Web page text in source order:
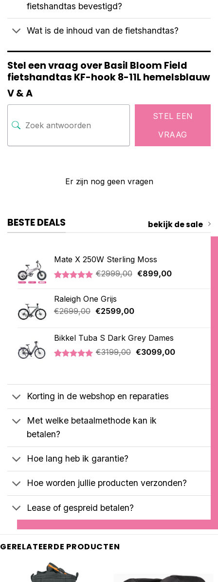
fietshandtas bevestigd?
Wat is de inhoud van de fietshandtas?
Stel een vraag over Basil Bloom Field
fietshandtas KF-hook 8-11L hemelsblauw
V & A
STEL EEN
VRAAG
Er zijn nog geen vragen
BESTE DEALS bekijk de sale
Mate X 250W Sterling Moss
gebaseerd
op
klantbeoordelingen
€2999,00 Oorspronkelijke
€899,00Huidige
Raleigh One Grijs
€2699,00 Oorspronkelijke
€2699,00.
€2599,00Huidige
€2599,00.
Bikkel Tuba S Dark Grey Dames
klantbeoordeling
€3199,00 Oorspronkelijke
€3099,00Huidige
Korting in de webshop en reparaties
Met welke betaalmethode kan ik
betalen?
Hoe lang heb ik garantie?
Hoe worden jullie producten verzonden?
Lease of gespreid betalen?
GERELATEERDE PRODUCTEN